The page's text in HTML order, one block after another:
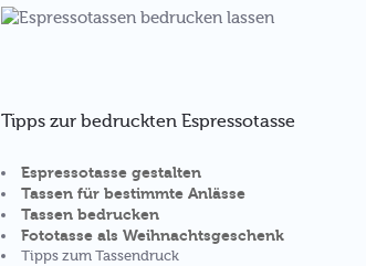
Tipps zur bedruckten Espressotasse
Espressotasse gestalten
Tassen für bestimmte Anlässe
Tassen bedrucken
Fototasse als Weihnachtsgeschenk
Tipps zum Tassendruck